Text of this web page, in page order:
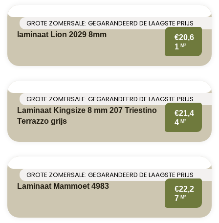
GROTE ZOMERSALE: GEGARANDEERD DE LAAGSTE PRIJS
laminaat Lion 2029 8mm
€20,6
1 M²
GROTE ZOMERSALE: GEGARANDEERD DE LAAGSTE PRIJS
Laminaat Kingsize 8 mm 207 Triestino
Terrazzo grijs
€21,4
4 M²
GROTE ZOMERSALE: GEGARANDEERD DE LAAGSTE PRIJS
Laminaat Mammoet 4983
€22,2
7 M²